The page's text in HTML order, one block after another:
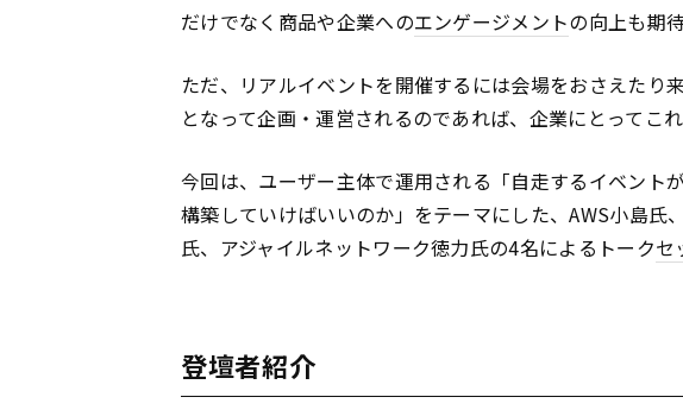
だけでなく商品や企業へのエンゲージメントの向上も期
ただ、リアルイベントを開催するには会場をおさえたり
となって企画・運営されるのであれば、企業にとってこ
今回は、ユーザー主体で運用される「自走するイベント
構築していけばいいのか」をテーマにした、AWS小島氏
氏、アジャイルネットワーク徳力氏の4名によるトークセ
登壇者紹介